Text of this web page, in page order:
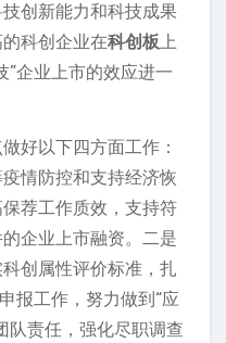
创新能力和科技成果
科创企业在科创板上
”企业上市的效应进一
好以下四方面工作：
情防控和支持经济恢
荐工作质效，支持符
企业上市融资。二是
创属性评价标准，扎
报工作，努力做到“应
队责任，强化尽职调查